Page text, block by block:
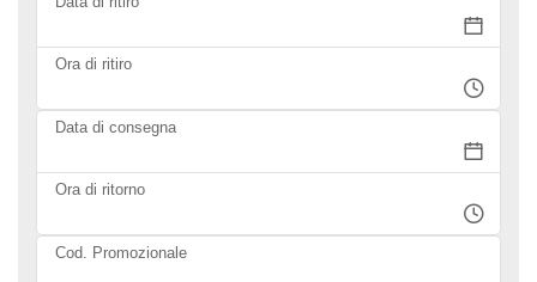
Ora di ritiro
Data di consegna
Ora di ritorno
Cod. Promozionale